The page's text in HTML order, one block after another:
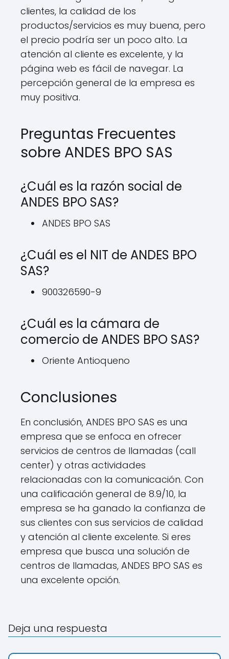
clientes, la calidad de los
productos/servicios es muy buena, pero
el precio podría ser un poco alto. La
atención al cliente es excelente, y la
página web es fácil de navegar. La
percepción general de la empresa es
muy positiva.
Preguntas Frecuentes
sobre ANDES BPO SAS
¿Cuál es la razón social de
ANDES BPO SAS?
ANDES BPO SAS
¿Cuál es el NIT de ANDES BPO
SAS?
900326590-9
¿Cuál es la cámara de
comercio de ANDES BPO SAS?
Oriente Antioqueno
Conclusiones
En conclusión, ANDES BPO SAS es una
empresa que se enfoca en ofrecer
servicios de centros de llamadas (call
center) y otras actividades
relacionadas con la comunicación. Con
una calificación general de 8.9/10, la
empresa se ha ganado la confianza de
sus clientes con sus servicios de calidad
y atención al cliente excelente. Si eres
empresa que busca una solución de
centros de llamadas, ANDES BPO SAS es
una excelente opción.
Deja una respuesta